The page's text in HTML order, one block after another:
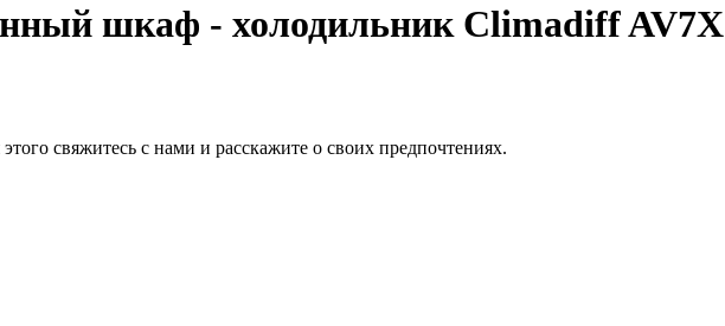
шкаф - холодильник Climadiff AV7X
свяжитесь с нами и расскажите о своих предпочтениях.